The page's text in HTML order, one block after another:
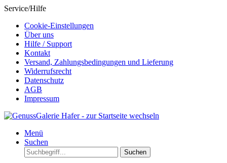
Service/Hilfe
Cookie-Einstellungen
Über uns
Hilfe / Support
Kontakt
Versand, Zahlungsbedingungen und Lieferung
Widerrufsrecht
Datenschutz
AGB
Impressum
Menü
Suchen
Suchen